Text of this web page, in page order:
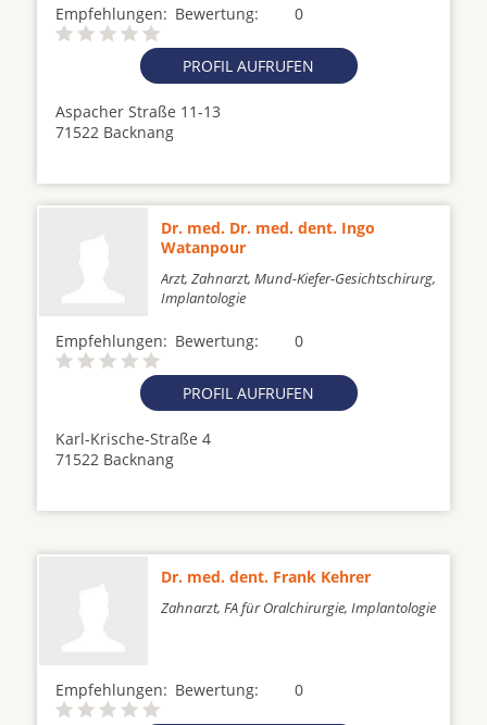
Empfehlungen: 0
Bewertung:
PROFIL AUFRUFEN
Aspacher Straße 11-13
71522 Backnang
Dr. med. Dr. med. dent. Ingo
Watanpour
Arzt, Zahnarzt, Mund-Kiefer-Gesichtschirurg,
Implantologie
Empfehlungen: 0
Bewertung:
PROFIL AUFRUFEN
Karl-Krische-Straße 4
71522 Backnang
Dr. med. dent. Frank Kehrer
Zahnarzt, FA für Oralchirurgie, Implantologie
Empfehlungen: 0
Bewertung: